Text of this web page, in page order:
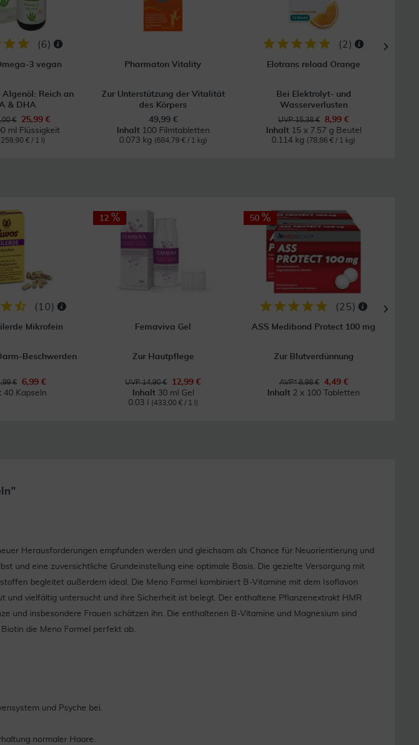
(6)
3 vegan
Algenöl: Reich an
& DHA
€
25,99 €
ml Flüssigkeit
€ / 1 l)
Pharmaton Vitality
Zur Unterstützung der Vitalität
des Körpers
49,99 €
Inhalt 100 Filmtabletten
0.073 kg (684,79 € / 1 kg)
(2 )
Elotrans reload Orange
Bei Elektrolyt- und
Wasserverlusten
UVP 15,38 €
8,99 €
Inhalt 15 x 7.57 g Beutel
0.114 kg (78,86 € / 1 kg)
( 10)
Mikrofein
Beschwerden
€
6,99 €
40 Kapseln
12
Femaviva Gel
Zur Hautpflege
UVP 14,90 €
12,99 €
Inhalt 30 ml Gel
0.03 l
(433,00 € / 1 l)
50
(25)
ASS Medibond Protect 100 mg
Zur Blutverdünnung
AVP* 8,98 €
4,49 €
Inhalt 2 x 100 Tabletten
Herausforderungen empfunden werden und gleichsam als Chance für Neuorientierung und
und eine zuversichtliche Grundeinstellung eine optimale Basis. Die gezielte Versorgung mit
begleitet außerdem ideal. Die Meno Formel kombiniert B-Vitamine mit dem Isoflavon
vielfältig untersucht und ihre Sicherheit ist belegt. Der enthaltene Pflanzenextrakt HMR
und insbesondere Frauen schätzen ihn. Die enthaltenen B-Vitamine und Magnesium sind
die Meno Formel perfekt ab.
und Psyche bei.
normaler Haare.